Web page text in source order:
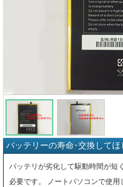
バッテリーの寿命･交換してほ
バッテリが劣化して駆動時間が短
必要です。 ノートパソコンで使